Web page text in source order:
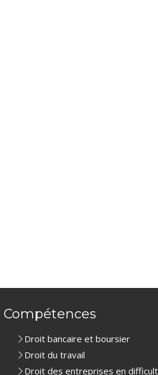
Compétences
Droit bancaire et boursier
Droit du travail
Droit des entreprises en